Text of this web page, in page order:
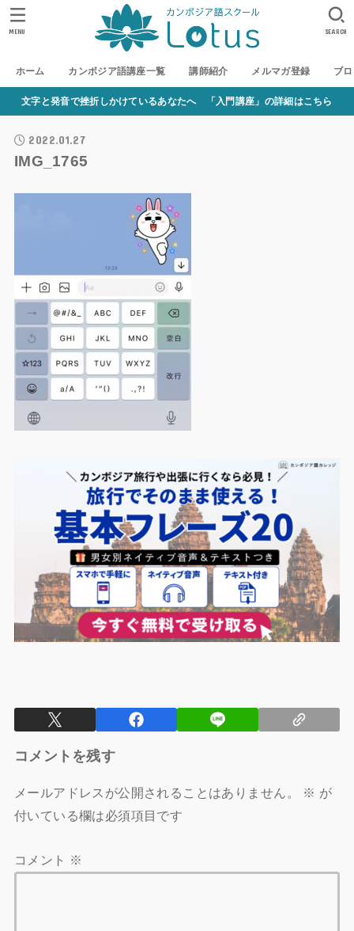
ホーム カンボジア語講座一覧 講師紹介 メルマガ登録 ブ
SEARCH
MENU
文字と発音で挫折しかけているあなたへ 「入門講座」の詳細はこちら
2022.01.27
IMG_1765
コメントを残す
メールアドレスが公開されることはありません。 ※ が
付いている欄は必須項目です
コメント ※